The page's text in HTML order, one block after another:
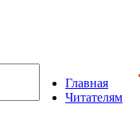
Главная
Читателям